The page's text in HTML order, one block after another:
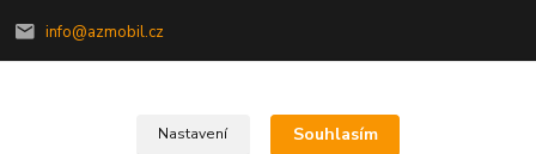
info@azmobil.cz
Nastavení Souhlasím